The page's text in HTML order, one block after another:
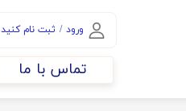
ورود / ثبت نام کنید
تغییر گذر واژه
تماس با ما